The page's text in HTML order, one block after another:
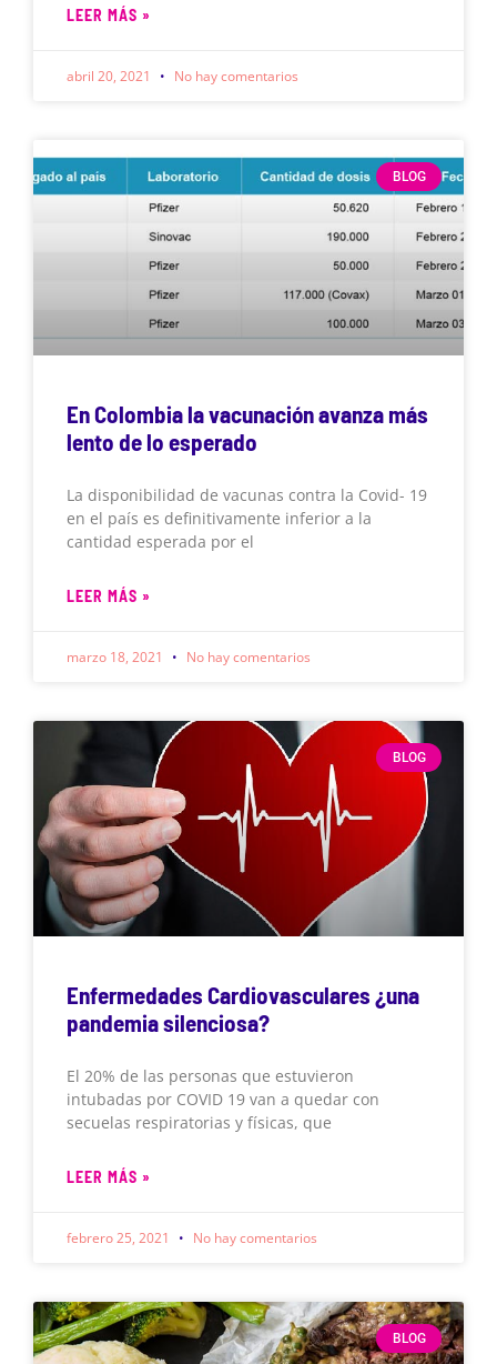
LEER MÁS »
abril 20, 2021 No hay comentarios
BLOG
En Colombia la vacunación avanza más
lento de lo esperado
La disponibilidad de vacunas contra la Covid- 19
en el país es definitivamente inferior a la
cantidad esperada por el
LEER MÁS »
marzo 18, 2021 No hay comentarios
BLOG
Enfermedades Cardiovasculares ¿una
pandemia silenciosa?
El 20% de las personas que estuvieron
intubadas por COVID 19 van a quedar con
secuelas respiratorias y físicas, que
LEER MÁS »
febrero 25, 2021 No hay comentarios
BLOG